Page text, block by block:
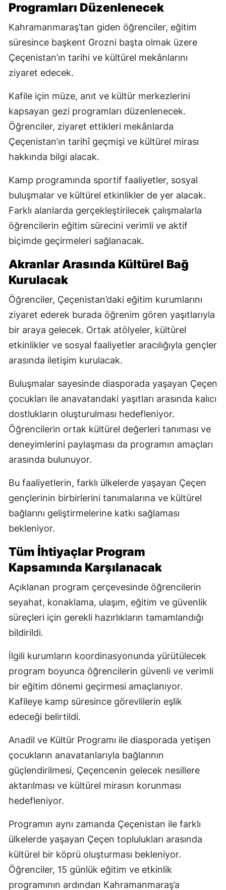
Programları Düzenlenecek
Kahramanmaraş’tan giden öğrenciler, eğitim
süresince başkent Grozni başta olmak üzere
Çeçenistan’ın tarihi ve kültürel mekânlarını
ziyaret edecek.
Kafile için müze, anıt ve kültür merkezlerini
kapsayan gezi programları düzenlenecek.
Öğrenciler, ziyaret ettikleri mekânlarda
Çeçenistan’ın tarihî geçmişi ve kültürel mirası
hakkında bilgi alacak.
Kamp programında sportif faaliyetler, sosyal
buluşmalar ve kültürel etkinlikler de yer alacak.
Farklı alanlarda gerçekleştirilecek çalışmalarla
öğrencilerin eğitim sürecini verimli ve aktif
biçimde geçirmeleri sağlanacak.
Akranlar Arasında Kültürel Bağ
Kurulacak
Öğrenciler, Çeçenistan’daki eğitim kurumlarını
ziyaret ederek burada öğrenim gören yaşıtlarıyla
bir araya gelecek. Ortak atölyeler, kültürel
etkinlikler ve sosyal faaliyetler aracılığıyla gençler
arasında iletişim kurulacak.
Buluşmalar sayesinde diasporada yaşayan Çeçen
çocukları ile anavatandaki yaşıtları arasında kalıcı
dostlukların oluşturulması hedefleniyor.
Öğrencilerin ortak kültürel değerleri tanıması ve
deneyimlerini paylaşması da programın amaçları
arasında bulunuyor.
Bu faaliyetlerin, farklı ülkelerde yaşayan Çeçen
gençlerinin birbirlerini tanımalarına ve kültürel
bağlarını geliştirmelerine katkı sağlaması
bekleniyor.
Tüm İhtiyaçlar Program
Kapsamında Karşılanacak
Açıklanan program çerçevesinde öğrencilerin
seyahat, konaklama, ulaşım, eğitim ve güvenlik
süreçleri için gerekli hazırlıkların tamamlandığı
bildirildi.
İlgili kurumların koordinasyonunda yürütülecek
program boyunca öğrencilerin güvenli ve verimli
bir eğitim dönemi geçirmesi amaçlanıyor.
Kafileye kamp süresince görevlilerin eşlik
edeceği belirtildi.
Anadil ve Kültür Programı ile diasporada yetişen
çocukların anavatanlarıyla bağlarının
güçlendirilmesi, Çeçencenin gelecek nesillere
aktarılması ve kültürel mirasın korunması
hedefleniyor.
Programın aynı zamanda Çeçenistan ile farklı
ülkelerde yaşayan Çeçen toplulukları arasında
kültürel bir köprü oluşturması bekleniyor.
Öğrenciler, 15 günlük eğitim ve etkinlik
programının ardından Kahramanmaraş’a